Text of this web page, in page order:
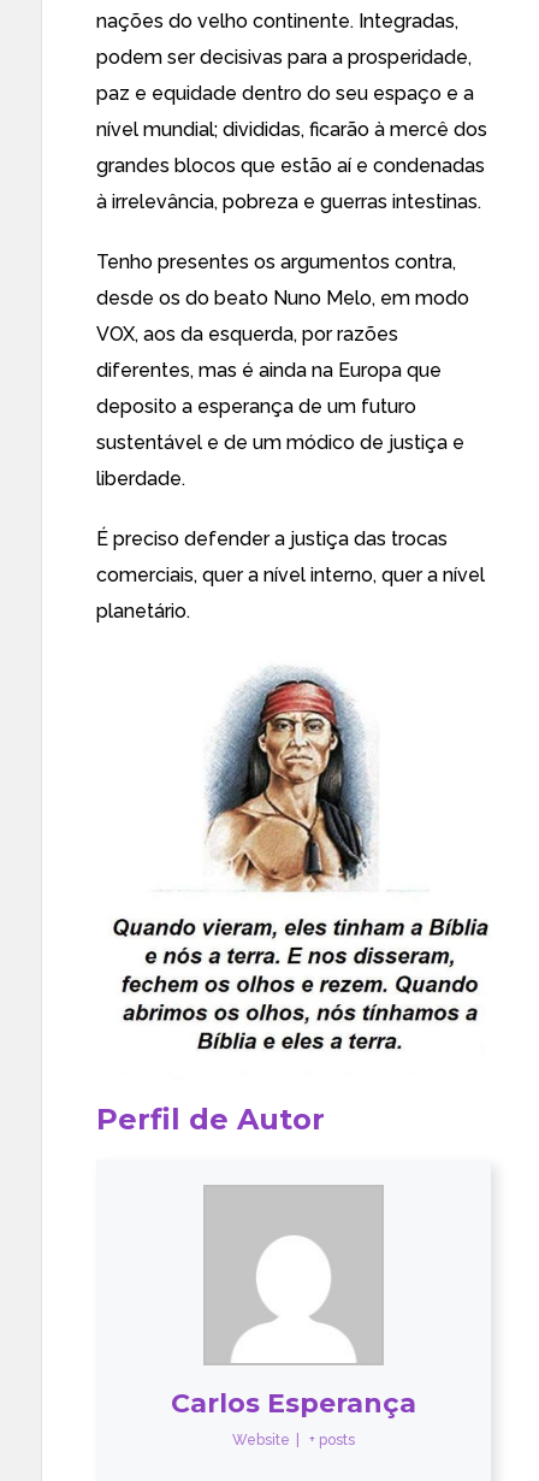
nações do velho continente. Integradas,
podem ser decisivas para a prosperidade,
paz e equidade dentro do seu espaço e a
nível mundial; divididas, ficarão à mercê dos
grandes blocos que estão aí e condenadas
à irrelevância, pobreza e guerras intestinas.
Tenho presentes os argumentos contra,
desde os do beato Nuno Melo, em modo
VOX, aos da esquerda, por razões
diferentes, mas é ainda na Europa que
deposito a esperança de um futuro
sustentável e de um módico de justiça e
liberdade.
É preciso defender a justiça das trocas
comerciais, quer a nível interno, quer a nível
planetário.
Perfil de Autor
Carlos Esperança
Website + posts